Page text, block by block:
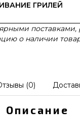
ГРИЛЕЙ
о наличии
(0)
Описание